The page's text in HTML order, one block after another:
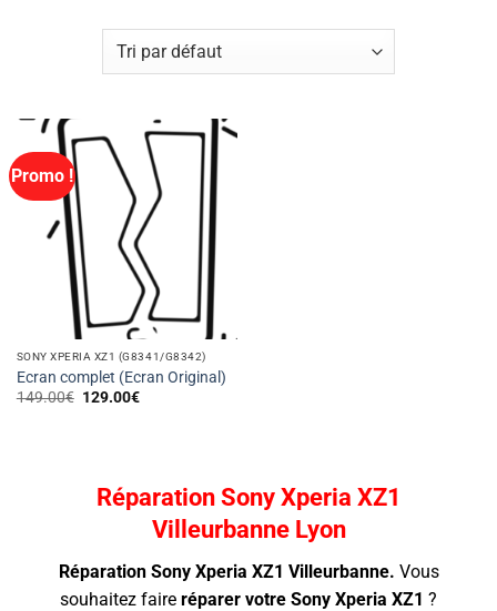
Promo !
SONY XPERIA XZ1 (G8341/G8342)
Ecran complet (Ecran Original)
149.00€ Le
129.00€Le
Réparation Sony Xperia XZ1
Villeurbanne Lyon
Réparation Sony Xperia XZ1 Villeurbanne. Vous
souhaitez faire réparer votre Sony Xperia XZ1 ?